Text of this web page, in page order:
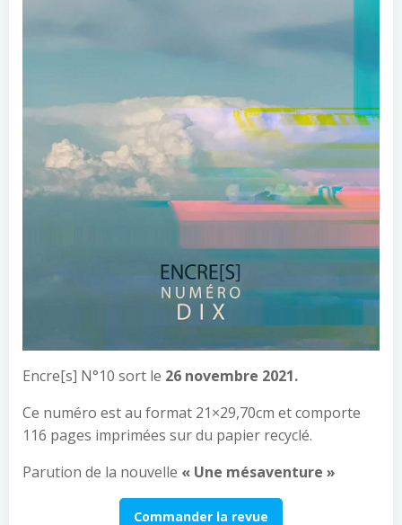
Encre[s] N°10 sort le 26 novembre 2021.
Ce numéro est au format 21×29,70cm et comporte
116 pages imprimées sur du papier recyclé.
Parution de la nouvelle « Une mésaventure »
Commander la revue